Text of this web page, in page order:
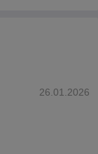
26.01.2026